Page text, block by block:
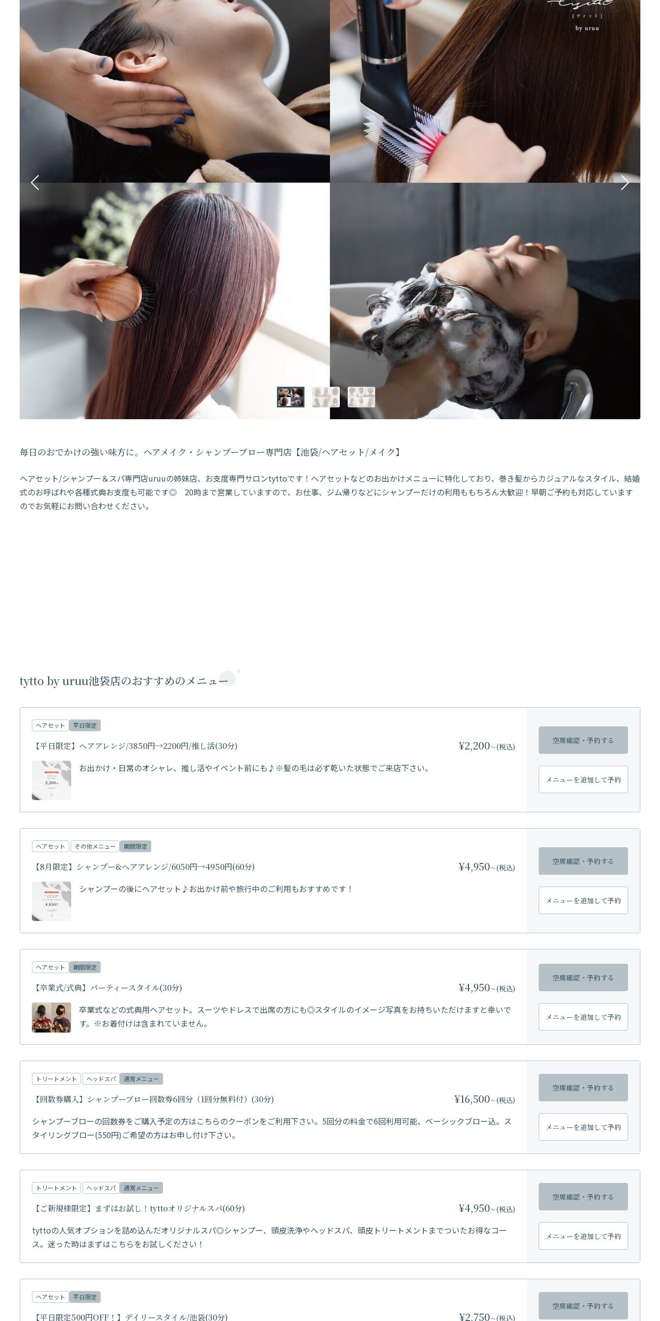
毎日のおでかけの強い味方に。ヘアメイク・シャンプーブロー専門店【池袋/ヘアセット/メイク】
ヘアセット/シャンプー＆スパ専門店uruuの姉妹店、お支度専門サロンtyttoです！ヘアセットなどのお出かけメニューに特化しており、巻き髪からカジュアルなスタイル、結婚
式のお呼ばれや各種式典お支度も可能です◎ 20時まで営業していますので、お仕事、ジム帰りなどにシャンプーだけの利用ももちろん大歓迎！早朝ご予約も対応しています
のでお気軽にお問い合わせください。
tytto by uruu池袋店のおすすめのメニュー
ヘアセット 平日限定
【平日限定】ヘアアレンジ/3850円→2200円/推し活(30分) ¥2,200〜(税込)
お出かけ・日常のオシャレ、推し活やイベント前にも♪※髪の毛は必ず乾いた状態でご来店下さい。
空席確認・ 予約する
メニューを追加して予約
ヘアセット その他メニュー 期間限定
【8月限定】シャンプー&ヘアアレンジ/6050円→4950円(60分) ¥4,950〜(税込)
シャンプーの後にヘアセット♪お出かけ前や旅行中のご利用もおすすめです！
空席確認・ 予約する
メニューを追加して予約
ヘアセット 期間限定
【卒業式/式典】パーティースタイル(30分) ¥4,950〜(税込)
卒業式などの式典用へアセット。スーツやドレスで出席の方にも◎スタイルのイメージ写真をお持ちいただけますと幸いで
す。※お着付けは含まれていません。
空席確認・ 予約する
メニューを追加して予約
トリートメント ヘッドスパ 通常メニュー
【回数券購入】シャンプーブロー回数券6回分（1回分無料付）(30分) ¥16,500〜(税込)
シャンプーブローの回数券をご購入予定の方はこちらのクーポンをご利用下さい。5回分の料金で6回利用可能、ベーシックブロー込。ス
タイリングブロー(550円)ご希望の方はお申し付け下さい。
空席確認・ 予約する
メニューを追加して予約
トリートメント ヘッドスパ 通常メニュー
【ご新規様限定】まずはお試し！tyttoオリジナルスパ(60分) ¥4,950〜(税込)
tyttoの人気オプションを詰め込んだオリジナルスパ◎シャンプー、頭皮洗浄やヘッドスパ、頭皮トリートメントまでついたお得なコー
ス。迷った時はまずはこちらをお試しください！
空席確認・ 予約する
メニューを追加して予約
ヘアセット 平日限定
【平日限定500円OFF！】デイリースタイル/池袋(30分) ¥2,750〜(税込)
空席確認・ 予約する